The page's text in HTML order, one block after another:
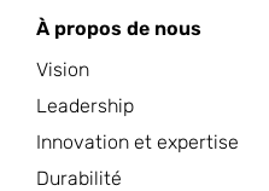
À propos de nous
Vision
Leadership
Innovation et expertise
Durabilité